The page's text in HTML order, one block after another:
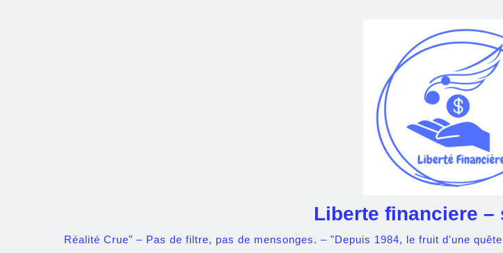
Liberte financiere –
Réalité Crue" – Pas de filtre, pas de mensonges. – "Depuis 1984, le fruit d'une